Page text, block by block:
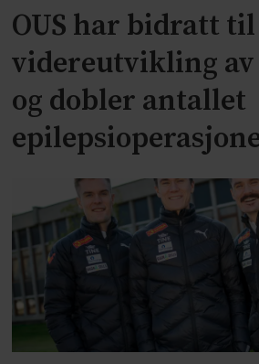
OUS har bidratt til
videreutvikling
og dobler antallet